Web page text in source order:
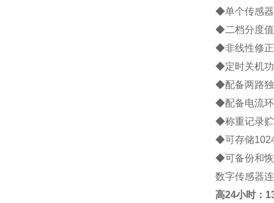
◆单个传感
◆二档分度
◆非线性修
◆定时关机
◆配备两路
◆配备电流
◆称重记录
◆可存储
◆可备份和
数字传感器
高24小时：